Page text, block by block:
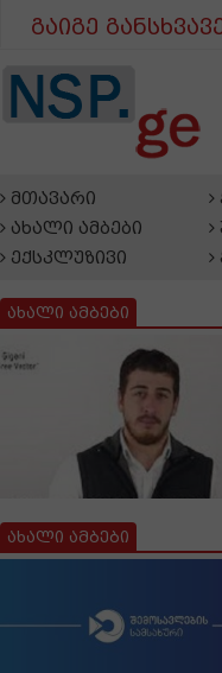
გაიგე
მთავარი
ახალი ამბები
ექსკლუზივი
ახალი ამბები
ახალი ამბები